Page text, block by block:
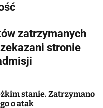
zatrzymanych
stronie
stanie. Zatrzymano
o atak